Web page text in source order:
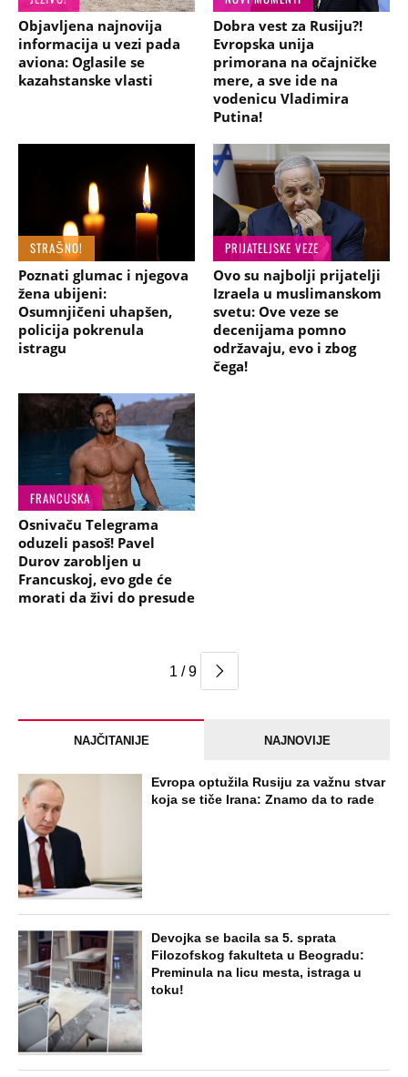
Objavljena najnovija
informacija u vezi pada
aviona: Oglasile se
kazahstanske vlasti
Dobra vest za Rusiju?!
Evropska unija
primorana na očajničke
mere, a sve ide na
vodenicu Vladimira
Putina!
STRAŠNO!
Poznati glumac i njegova
žena ubijeni:
Osumnjičeni uhapšen,
policija pokrenula
istragu
PRIJATELJSKE VEZE
Ovo su najbolji prijatelji
Izraela u muslimanskom
svetu: Ove veze se
decenijama pomno
održavaju, evo i zbog
čega!
FRANCUSKA
Osnivaču Telegrama
oduzeli pasoš! Pavel
Durov zarobljen u
Francuskoj, evo gde će
morati da živi do presude
1 / 9
NAJČITANIJE NAJNOVIJE
Evropa optužila Rusiju za važnu stvar
koja se tiče Irana: Znamo da to rade
Devojka se bacila sa 5. sprata
Filozofskog fakulteta u Beogradu:
Preminula na licu mesta, istraga u
toku!